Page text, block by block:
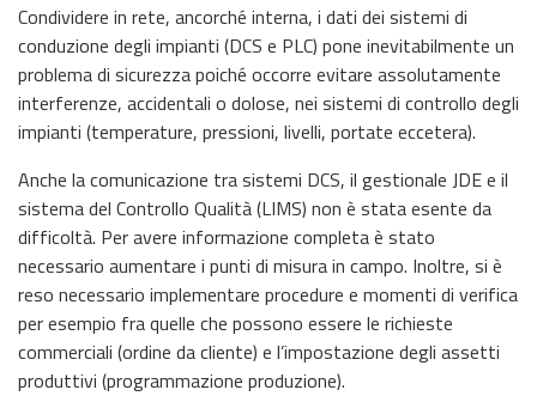
Condividere in rete, ancorché interna, i dati dei sistemi di
conduzione degli impianti (DCS e PLC) pone inevitabilmente un
problema di sicurezza poiché occorre evitare assolutamente
interferenze, accidentali o dolose, nei sistemi di controllo degli
impianti (temperature, pressioni, livelli, portate eccetera).
Anche la comunicazione tra sistemi DCS, il gestionale JDE e il
sistema del Controllo Qualità (LIMS) non è stata esente da
difficoltà. Per avere informazione completa è stato
necessario aumentare i punti di misura in campo. Inoltre, si è
reso necessario implementare procedure e momenti di verifica
per esempio fra quelle che possono essere le richieste
commerciali (ordine da cliente) e l’impostazione degli assetti
produttivi (programmazione produzione).